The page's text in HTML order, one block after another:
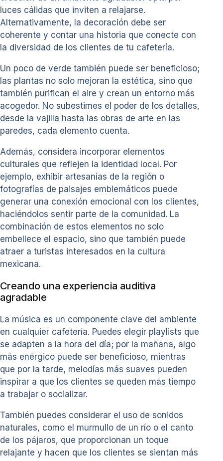
luces cálidas que inviten a relajarse.
Alternativamente, la decoración debe ser
coherente y contar una historia que conecte con
la diversidad de los clientes de tu cafetería.
Un poco de verde también puede ser beneficioso;
las plantas no solo mejoran la estética, sino que
también purifican el aire y crean un entorno más
acogedor. No subestimes el poder de los detalles,
desde la vajilla hasta las obras de arte en las
paredes, cada elemento cuenta.
Además, considera incorporar elementos
culturales que reflejen la identidad local. Por
ejemplo, exhibir artesanías de la región o
fotografías de paisajes emblemáticos puede
generar una conexión emocional con los clientes,
haciéndolos sentir parte de la comunidad. La
combinación de estos elementos no solo
embellece el espacio, sino que también puede
atraer a turistas interesados en la cultura
mexicana.
Creando una experiencia auditiva
agradable
La música es un componente clave del ambiente
en cualquier cafetería. Puedes elegir playlists que
se adapten a la hora del día; por la mañana, algo
más enérgico puede ser beneficioso, mientras
que por la tarde, melodías más suaves pueden
inspirar a que los clientes se queden más tiempo
a trabajar o socializar.
También puedes considerar el uso de sonidos
naturales, como el murmullo de un río o el canto
de los pájaros, que proporcionan un toque
relajante y hacen que los clientes se sientan más